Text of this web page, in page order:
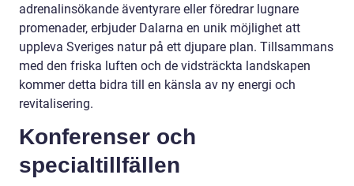
adrenalinsökande äventyrare eller föredrar lugnare
promenader, erbjuder Dalarna en unik möjlighet att
uppleva Sveriges natur på ett djupare plan. Tillsammans
med den friska luften och de vidsträckta landskapen
kommer detta bidra till en känsla av ny energi och
revitalisering.
Konferenser och
specialtillfällen